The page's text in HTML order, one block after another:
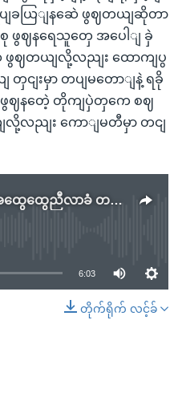
ျခယြျနဆေဲ ဖွဈတယျဆိုတာ
ဖွဈနရေသူတှေ အပေါျ ခှဲ
ဖွဈတယျလို့လညျး ထောကျပွ
ျ တှငျးမှာ တပျမတောျနဲ့ ရခို
ဖွဈနတေဲ့ တိုကျပှဲတှကေ စဈ
ျလို့လညျး ကောျမတီမှာ တငျ
မြန်မာ့လူ့အခွင့်အရေး ကုလအထွေထွေညီလာခံ တတိယကော်မတီမှာ အပြန်အလှန်ပြောဆို
available
6:03
တိုက်ရိုက် လင့်ခ်